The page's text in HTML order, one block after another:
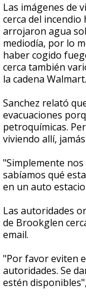
Las imágenes de
cerca del
arrojaron agua
mediodía, por lo
haber cogido
cerca también
la cadena Walmart.
Sanchez relató
evacuaciones
petroquímicas.
viviendo allí,
"Simplemente
sabíamos qué
en un auto
Las autoridades
de Brookglen
email.
"Por favor eviten
autoridades. Se
estén